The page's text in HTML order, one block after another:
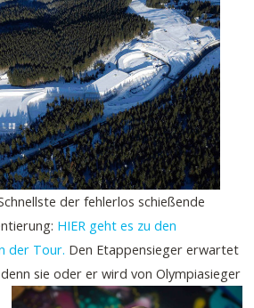
der fehlerlos schießende
HIER geht es zu den
der Tour. Den Etappensieger erwartet
denn sie oder er wird von Olympiasieger